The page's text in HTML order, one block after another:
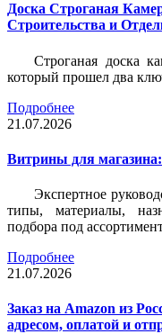
Доска Строганая
Строительства и
Строганая доска
который прошел два
Подробнее
21.07.2026
Витрины для
Экспертное
типы, материалы,
подбора под
Подробнее
21.07.2026
Заказ на Amazon из
адресом, оплатой и